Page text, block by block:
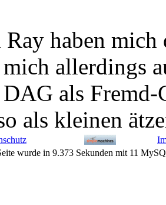
haben mich
allerdings
als
als kleinen
wurde in 9.373 Sekunden mit 11